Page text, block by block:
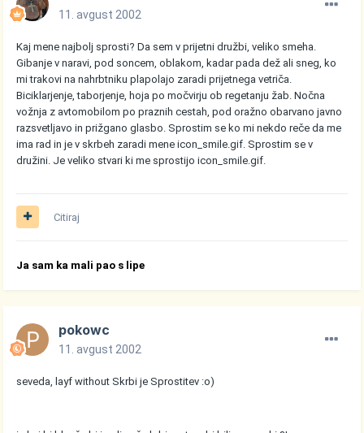
11. avgust 2002
Kaj mene najbolj sprosti? Da sem v prijetni družbi, veliko smeha.
Gibanje v naravi, pod soncem, oblakom, kadar pada dež ali sneg, ko
mi trakovi na nahrbtniku plapolajo zaradi prijetnega vetriča.
Biciklarjenje, taborjenje, hoja po močvirju ob regetanju žab. Nočna
vožnja z avtomobilom po praznih cestah, pod oražno obarvano javno
razsvetljavo in prižgano glasbo. Sprostim se ko mi nekdo reče da me
ima rad in je v skrbeh zaradi meneicon_smile.gif . Sprostim se v
družini. Je veliko stvari ki me sprostijoicon_smile.gif
Citiraj
Ja sam ka mali pao s lipe
pokowc
11. avgust 2002
seveda, layf without Skrbi je Sprostitev :o)